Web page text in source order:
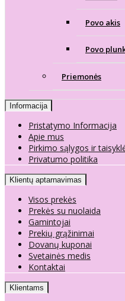
Povo akis
Povo
Priemonės
Informacija
Pristatymo Informacija
Apie mus
Pirkimo sąlygos ir
Privatumo politika
Klientų aptarnavimas
Visos prekės
Prekės su nuolaida
Gamintojai
Prekių grąžinimai
Dovanų kuponai
Svetainės medis
Kontaktai
Klientams